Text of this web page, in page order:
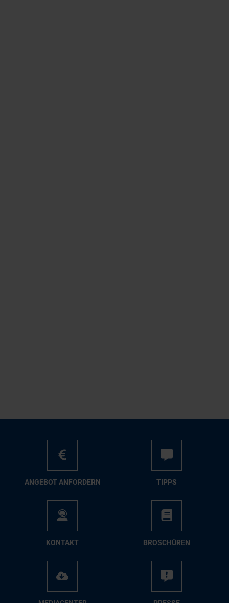
AN­GE­BOT AN­FOR­DERN TIPPS
KON­TAKT BRO­SCHÜ­REN